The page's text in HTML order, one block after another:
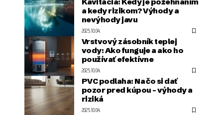
a kedy rizikom? Výhody a
nevýhody javu
2025.10.04.
Vrstvový zásobník teplej
vody: Ako funguje a ako ho
používať efektívne
2025.10.04.
PVC podlaha: Na čo si dať
pozor pred kúpou – výhody a
riziká
2025.10.04.